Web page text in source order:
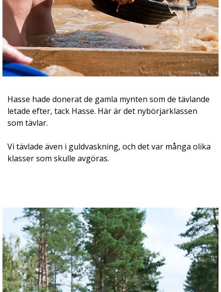
Hasse hade donerat de gamla mynten som de tävlande
letade efter, tack Hasse. Här är det nybörjarklassen
som tävlar.
Vi tävlade även i guldvaskning, och det var många olika
klasser som skulle avgöras.